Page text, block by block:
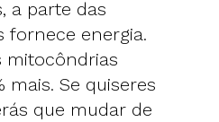
a parte das
fornece energia.
mitocôndrias
mais. Se quiseres
que mudar de